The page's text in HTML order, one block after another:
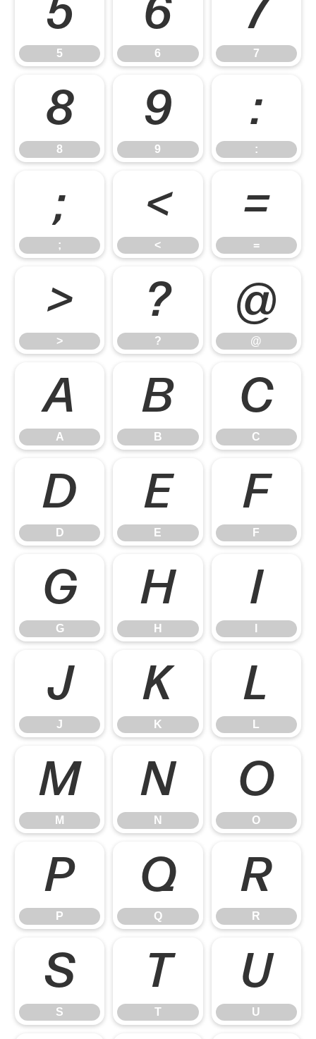
5
5
6
6
7
7
8
8
9
9
:
:
;
;
<
<
=
=
>
>
?
?
@
@
A
A
B
B
C
C
D
D
E
E
F
F
G
G
H
H
I
J
J
K
K
L
L
M
M
N
N
O
O
P
P
Q
Q
R
R
S
S
T
T
U
U